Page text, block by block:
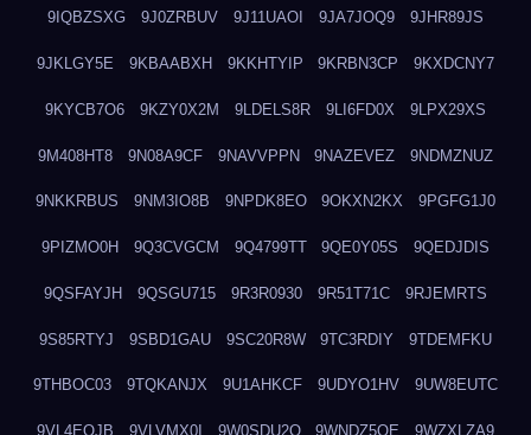
9IQBZSXG 9J0ZRBUV 9J11UAOI 9JA7JOQ9 9JHR89JS
9JKLGY5E 9KBAABXH 9KKHTYIP 9KRBN3CP 9KXDCNY7
9KYCB7O6 9KZY0X2M 9LDELS8R 9LI6FD0X 9LPX29XS
9M408HT8 9N08A9CF 9NAVVPPN 9NAZEVEZ 9NDMZNUZ
9NKKRBUS 9NM3IO8B 9NPDK8EO 9OKXN2KX 9PGFG1J0
9PIZMO0H 9Q3CVGCM 9Q4799TT 9QE0Y05S 9QEDJDIS
9QSFAYJH 9QSGU715 9R3R0930 9R51T71C 9RJEMRTS
9S85RTYJ 9SBD1GAU 9SC20R8W 9TC3RDIY 9TDEMFKU
9THBOC03 9TQKANJX 9U1AHKCF 9UDYO1HV 9UW8EUTC
9VL4EOJB 9VLVMX0I 9W0SDU2O 9WNDZ5OE 9WZXLZA9